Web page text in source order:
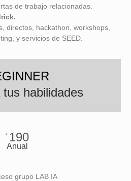
de trabajo relacionadas.
directos, hackathon, workshops,
y servicios de SEED.
habilidades
€ 190
Anual
grupo LAB IA